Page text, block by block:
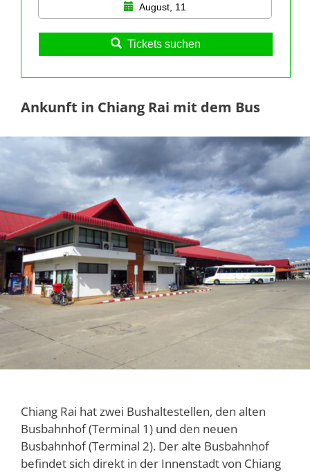
August, 11
Tickets suchen
Ankunft in Chiang Rai mit dem Bus
Chiang Rai hat zwei Bushaltestellen, den alten
Busbahnhof (Terminal 1) und den neuen
Busbahnhof (Terminal 2). Der alte Busbahnhof
befindet sich direkt in der Innenstadt von Chiang